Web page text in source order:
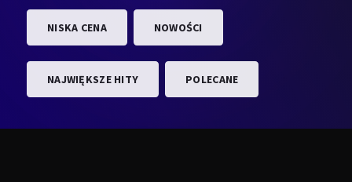
NISKA CENA NOWOŚCI
NAJWIĘKSZE HITY POLECANE